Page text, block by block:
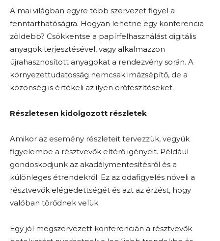
A mai világban egyre több szervezet figyel a
fenntarthatóságra. Hogyan lehetne egy konferencia
zöldebb? Csökkentse a papírfelhasználást digitális
anyagok terjesztésével, vagy alkalmazzon
újrahasznosított anyagokat a rendezvény során. A
környezettudatosság nemcsak imázsépítő, de a
közönség is értékeli az ilyen erőfeszítéseket.
Részletesen kidolgozott részletek
Amikor az esemény részleteit tervezzük, vegyük
figyelembe a résztvevők eltérő igényeit. Például
gondoskodjunk az akadálymentesítésről és a
különleges étrendekről. Ez az odafigyelés növeli a
résztvevők elégedettségét és azt az érzést, hogy
valóban törődnek velük.
Egy jól megszervezett konferencián a résztvevők